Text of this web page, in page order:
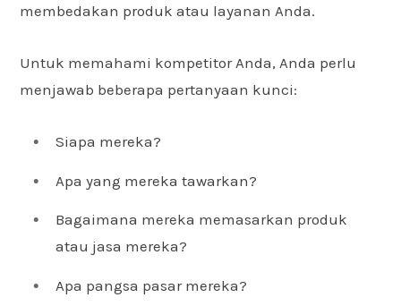
membedakan produk atau layanan Anda.
Untuk memahami kompetitor Anda, Anda perlu
menjawab beberapa pertanyaan kunci:
Siapa mereka?
Apa yang mereka tawarkan?
Bagaimana mereka memasarkan produk
atau jasa mereka?
Apa pangsa pasar mereka?